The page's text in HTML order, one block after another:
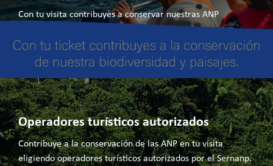
Con tu visita contribuyes a conservar nuestras ANP
Operadores turísticos autorizados
Contribuye a la conservación de las ANP en tu visita
eligiendo operadores turísticos autorizados por el Sernanp.